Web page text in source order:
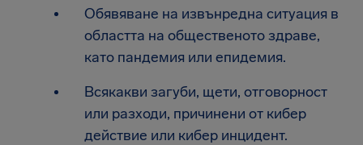
Обявяване на извънредна ситуация в
областта на общественото здраве,
като пандемия или епидемия.
Всякакви загуби, щети, отговорност
или разходи, причинени от кибер
действие или кибер инцидент.